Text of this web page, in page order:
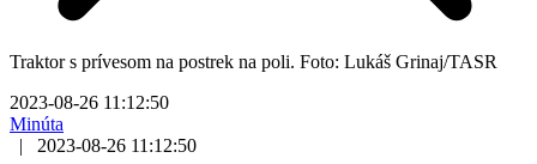
Traktor s prívesom na postrek na poli. Foto: Lukáš Grinaj/TASR
2023-08-26 11:12:50
Minúta
|
2023-08-26 11:12:50